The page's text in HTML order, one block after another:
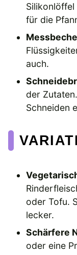
für die
auch.
der
Schneiden
oder Tofu.
lecker.
Schärfere
oder eine